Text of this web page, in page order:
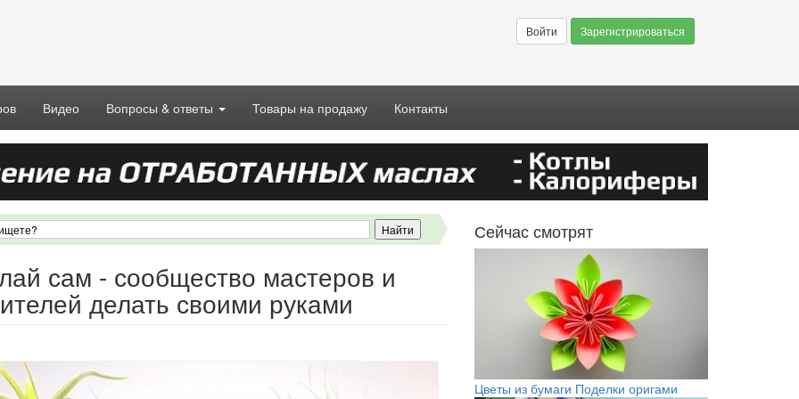
Войти Зарегистрироваться
Видео Вопросы & ответы Товары на продажу Контакты
сам - сообщество мастеров и
делать своими руками
Сейчас смотрят
Цветы из бумаги Поделки оригами